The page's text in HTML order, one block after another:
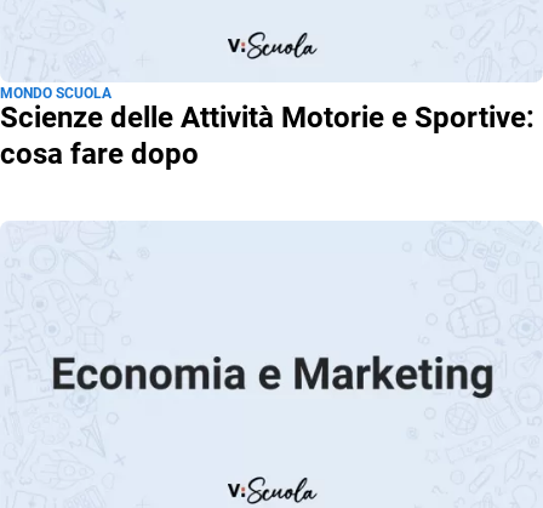
MONDO SCUOLA
Scienze delle Attività Motorie e Sportive:
cosa fare dopo